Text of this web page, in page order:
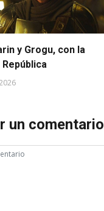
y Grogu, con la
República
un comentario